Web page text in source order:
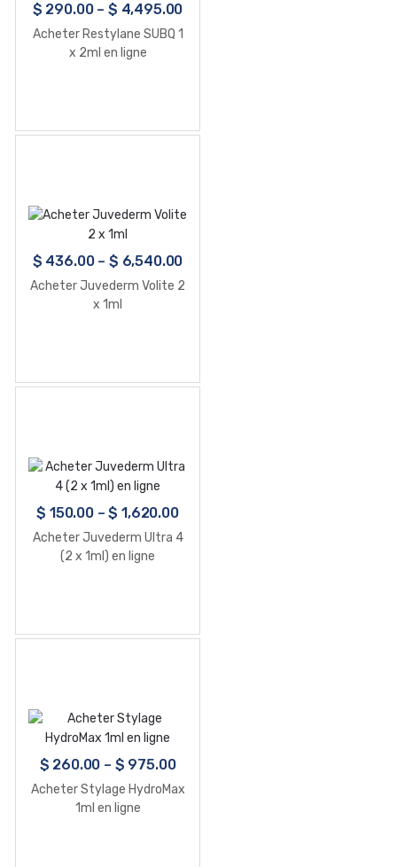
$ 290.00– $ 4,495.00
Acheter Restylane SUBQ 1
x 2ml en ligne
$ 436.00– $ 6,540.00
Acheter Juvederm Volite 2
x 1ml
$ 150.00–$ 1,620.00
Acheter Juvederm Ultra 4
(2 x 1ml) en ligne
$ 260.00 – $ 975.00
Acheter Stylage HydroMax
1ml en ligne